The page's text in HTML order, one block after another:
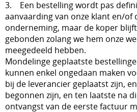
3. Een bestelling wordt pas
aanvaarding van onze klant en/of
onderneming, maar de koper
gebonden zolang we hem onze
meegedeeld hebben.
Mondelinge geplaatste
kunnen enkel ongedaan maken
bij de leverancier geplaatst zijn,
begonnen zijn, en ten laatste na
ontvangst van de eerste factuur